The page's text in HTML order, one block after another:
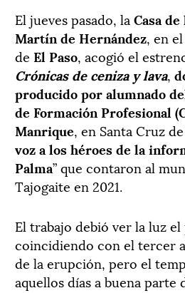
El jueves pasado, la Casa
Martín de Hernández, en
de El Paso, acogió el
Crónicas de ceniza y lava,
producido por alumnado
de Formación Profesional
Manrique, en Santa Cruz
voz a los héroes de la
Palma” que contaron al
Tajogaite en 2021.
El trabajo debió ver la luz
coincidiendo con el tercer
de la erupción, pero el
aquellos días a buena parte